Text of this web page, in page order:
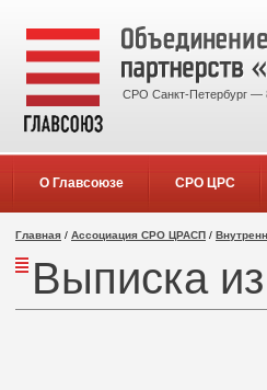
СРО Санкт-Петербург —
О Главсоюзе СРО ЦРС
Главная / Ассоциация СРО ЦРАСП /
Выписка